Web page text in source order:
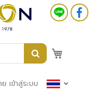
เข้าสู่ระบบ